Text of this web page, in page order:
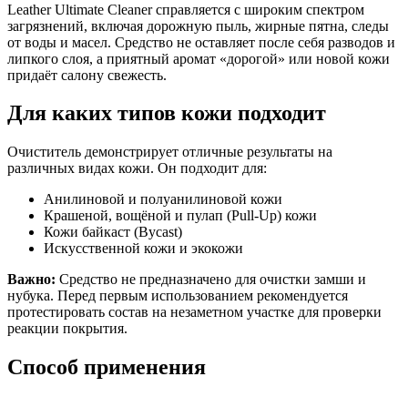
Leather Ultimate Cleaner справляется с широким спектром
загрязнений, включая дорожную пыль, жирные пятна, следы
от воды и масел. Средство не оставляет после себя разводов и
липкого слоя, а приятный аромат «дорогой» или новой кожи
придаёт салону свежесть.
Для каких типов кожи подходит
Очиститель демонстрирует отличные результаты на
различных видах кожи. Он подходит для:
Анилиновой и полуанилиновой кожи
Крашеной, вощёной и пулап (Pull-Up) кожи
Кожи байкаст (Bycast)
Искусственной кожи и экокожи
Важно: Средство не предназначено для очистки замши и
нубука. Перед первым использованием рекомендуется
протестировать состав на незаметном участке для проверки
реакции покрытия.
Способ применения